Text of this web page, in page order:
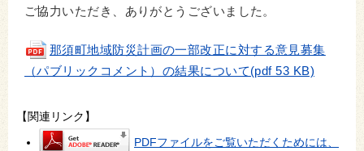
ご協力いただき、ありがとうございました。
那須町地域防災計画の一部改正に対する意見募集
（パブリックコメント）の結果について(pdf 53 KB)
【関連リンク】
PDFファイルをご覧いただくためには、